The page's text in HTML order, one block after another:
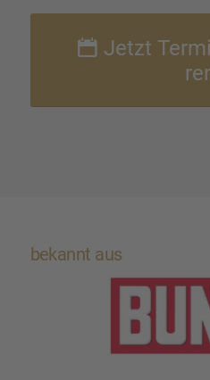
Jetzt
bekannt aus